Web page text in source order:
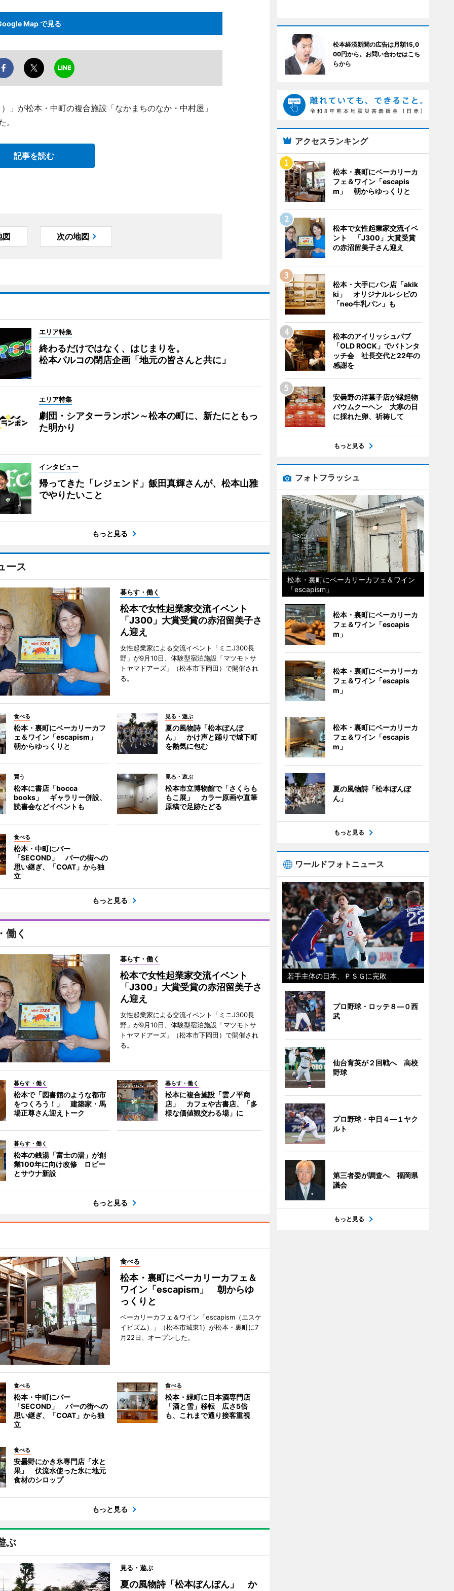
Map で見る
」が松本・中町の複合施設「なかまちのなか・中村屋」
記事を読む
図 次の地図
エリア特集
終わるだけではなく、はじまりを。
松本パルコの閉店企画「地元の皆さんと共に」
エリア特集
劇団・シアターランポン～松本の町に、新たにともっ
た明かり
インタビュー
帰ってきた「レジェンド」飯田真輝さんが、松本山雅
でやりたいこと
もっと見る
ース
暮らす・働く
松本で女性起業家交流イベント
「J300」大賞受賞の赤沼留美子さ
ん迎え
女性起業家による交流イベント「ミニJ300長
野」が9月10日、体験型宿泊施設「マツモトサ
トヤマドアーズ」（松本市下岡田）で開催され
る。
食べる
松本・裏町にベーカリーカフ
ェ＆ワイン「escapism」
朝からゆっくりと
見る・遊ぶ
夏の風物詩「松本ぼんぼ
ん」 かけ声と踊りで城下町
を熱気に包む
買う
松本に書店「bocca
books」 ギャラリー併設、
読書会などイベントも
見る・遊ぶ
松本市立博物館で「さくらも
もこ展」 カラー原画や直筆
原稿で足跡たどる
食べる
松本・中町にバー
「SECOND」 バーの街への
思い継ぎ、「COAT」から独
立
もっと見る
働く
暮らす・働く
松本で女性起業家交流イベント
「J300」大賞受賞の赤沼留美子さ
ん迎え
女性起業家による交流イベント「ミニJ300長
野」が9月10日、体験型宿泊施設「マツモトサ
トヤマドアーズ」（松本市下岡田）で開催され
る。
暮らす・働く
松本で「図書館のような都市
をつくろう！」 建築家・馬
場正尊さん迎えトーク
暮らす・働く
松本に複合施設「雲ノ平商
店」 カフェや古書店、「多
様な価値観交わる場」に
暮らす・働く
松本の銭湯「富士の湯」が創
業100年に向け改修 ロビー
とサウナ新設
もっと見る
食べる
松本・裏町にベーカリーカフェ＆
ワイン「escapism」 朝からゆ
っくりと
ベーカリーカフェ＆ワイン「escapism（エスケ
イピズム）」（松本市城東1）が松本・裏町に7
月22日、オープンした。
食べる
松本・中町にバー
「SECOND」 バーの街への
思い継ぎ、「COAT」から独
立
食べる
松本・緑町に日本酒専門店
「酒と雪」移転 広さ5倍
も、これまで通り接客重視
食べる
安曇野にかき氷専門店「水と
果」 伏流水使った氷に地元
食材のシロップ
もっと見る
ぶ
見る・遊ぶ
夏の風物詩「松本ぼんぼん」 か
松本経済新聞の広告は月額15,0
00円から。お問い合わせはこち
らから
アクセスランキング
松本・裏町にベーカリーカ
フェ＆ワイン「escapis
m」 朝からゆっくりと
松本で女性起業家交流イベ
ント 「J300」大賞受賞
の赤沼留美子さん迎え
松本・大手にパン店「akik
ki」 オリジナルレシピの
「neo牛乳パン」も
松本のアイリッシュパブ
「OLD ROCK」でバトンタ
ッチ会 社長交代と22年の
感謝を
安曇野の洋菓子店が縁起物
バウムクーヘン 大寒の日
に採れた卵、祈祷して
もっと見る
フォトフラッシュ
松本・裏町にベーカリーカフェ＆ワイン
「escapism」
松本・裏町にベーカリーカ
フェ＆ワイン「escapis
m」
松本・裏町にベーカリーカ
フェ＆ワイン「escapis
m」
松本・裏町にベーカリーカ
フェ＆ワイン「escapis
m」
夏の風物詩「松本ぼんぼ
ん」
もっと見る
ワールドフォトニュース
若手主体の日本、ＰＳＧに完敗
プロ野球・ロッテ８―０西
武
仙台育英が２回戦へ 高校
野球
プロ野球・中日４―１ヤク
ルト
第三者委が調査へ 福岡県
議会
もっと見る